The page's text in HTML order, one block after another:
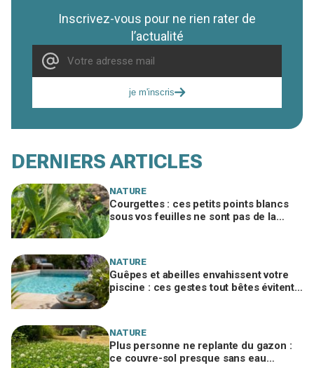
Inscrivez-vous pour ne rien rater de
l’actualité
je m'inscris
DERNIERS ARTICLES
NATURE
Courgettes : ces petits points blancs
sous vos feuilles ne sont pas de la
NATURE
Guêpes et abeilles envahissent votre
piscine : ces gestes tout bêtes évitent
NATURE
Plus personne ne replante du gazon :
ce couvre-sol presque sans eau